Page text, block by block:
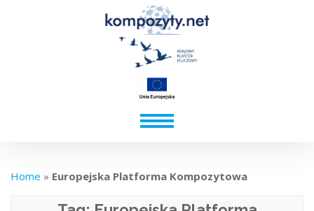
Home » Europejska Platforma Kompozytowa